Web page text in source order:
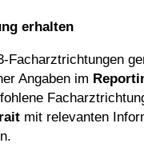
erhalten
Facharztrichtungen
Angaben im
mit relevanten